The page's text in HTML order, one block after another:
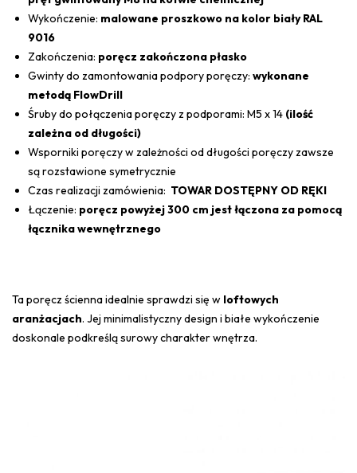
Wykończenie: malowane proszkowo na kolor biały RAL
9016
Zakończenia: poręcz zakończona płasko
Gwinty do zamontowania podpory poręczy: wykonane
metodą FlowDrill
Śruby do połączenia poręczy z podporami: M5 x 14 (ilość
zależna od długości)
Wsporniki poręczy w zależności od długości poręczy zawsze
są rozstawione symetrycznie
Czas realizacji zamówienia: TOWAR DOSTĘPNY OD RĘKI
Łączenie: poręcz powyżej 300 cm jest łączona za pomocą
łącznika wewnętrznego
Ta poręcz ścienna idealnie sprawdzi się w loftowych
aranżacjach. Jej minimalistyczny design i białe wykończenie
doskonale podkreślą surowy charakter wnętrza.